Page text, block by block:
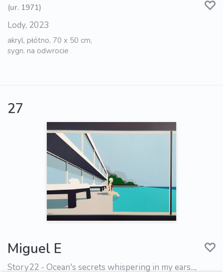
(ur. 1971)
Lody, 2023
akryl, płótno, 70 x 50 cm,
sygn. na odwrocie
27
Miguel E
Story22 - Ocean's secrets whispering in my ears...,